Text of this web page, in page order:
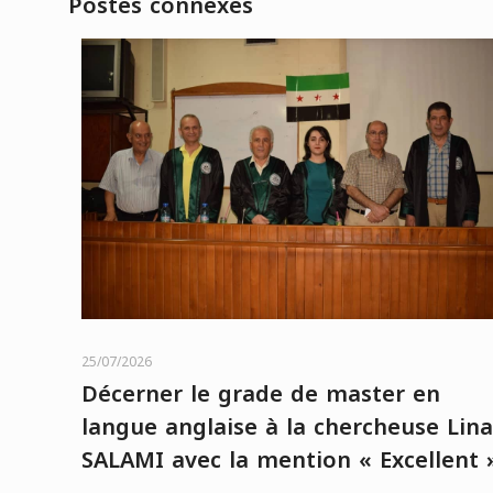
25/07/2026
Décerner le grade de master en
langue anglaise à la chercheuse Lina
SALAMI avec la mention « Excellent